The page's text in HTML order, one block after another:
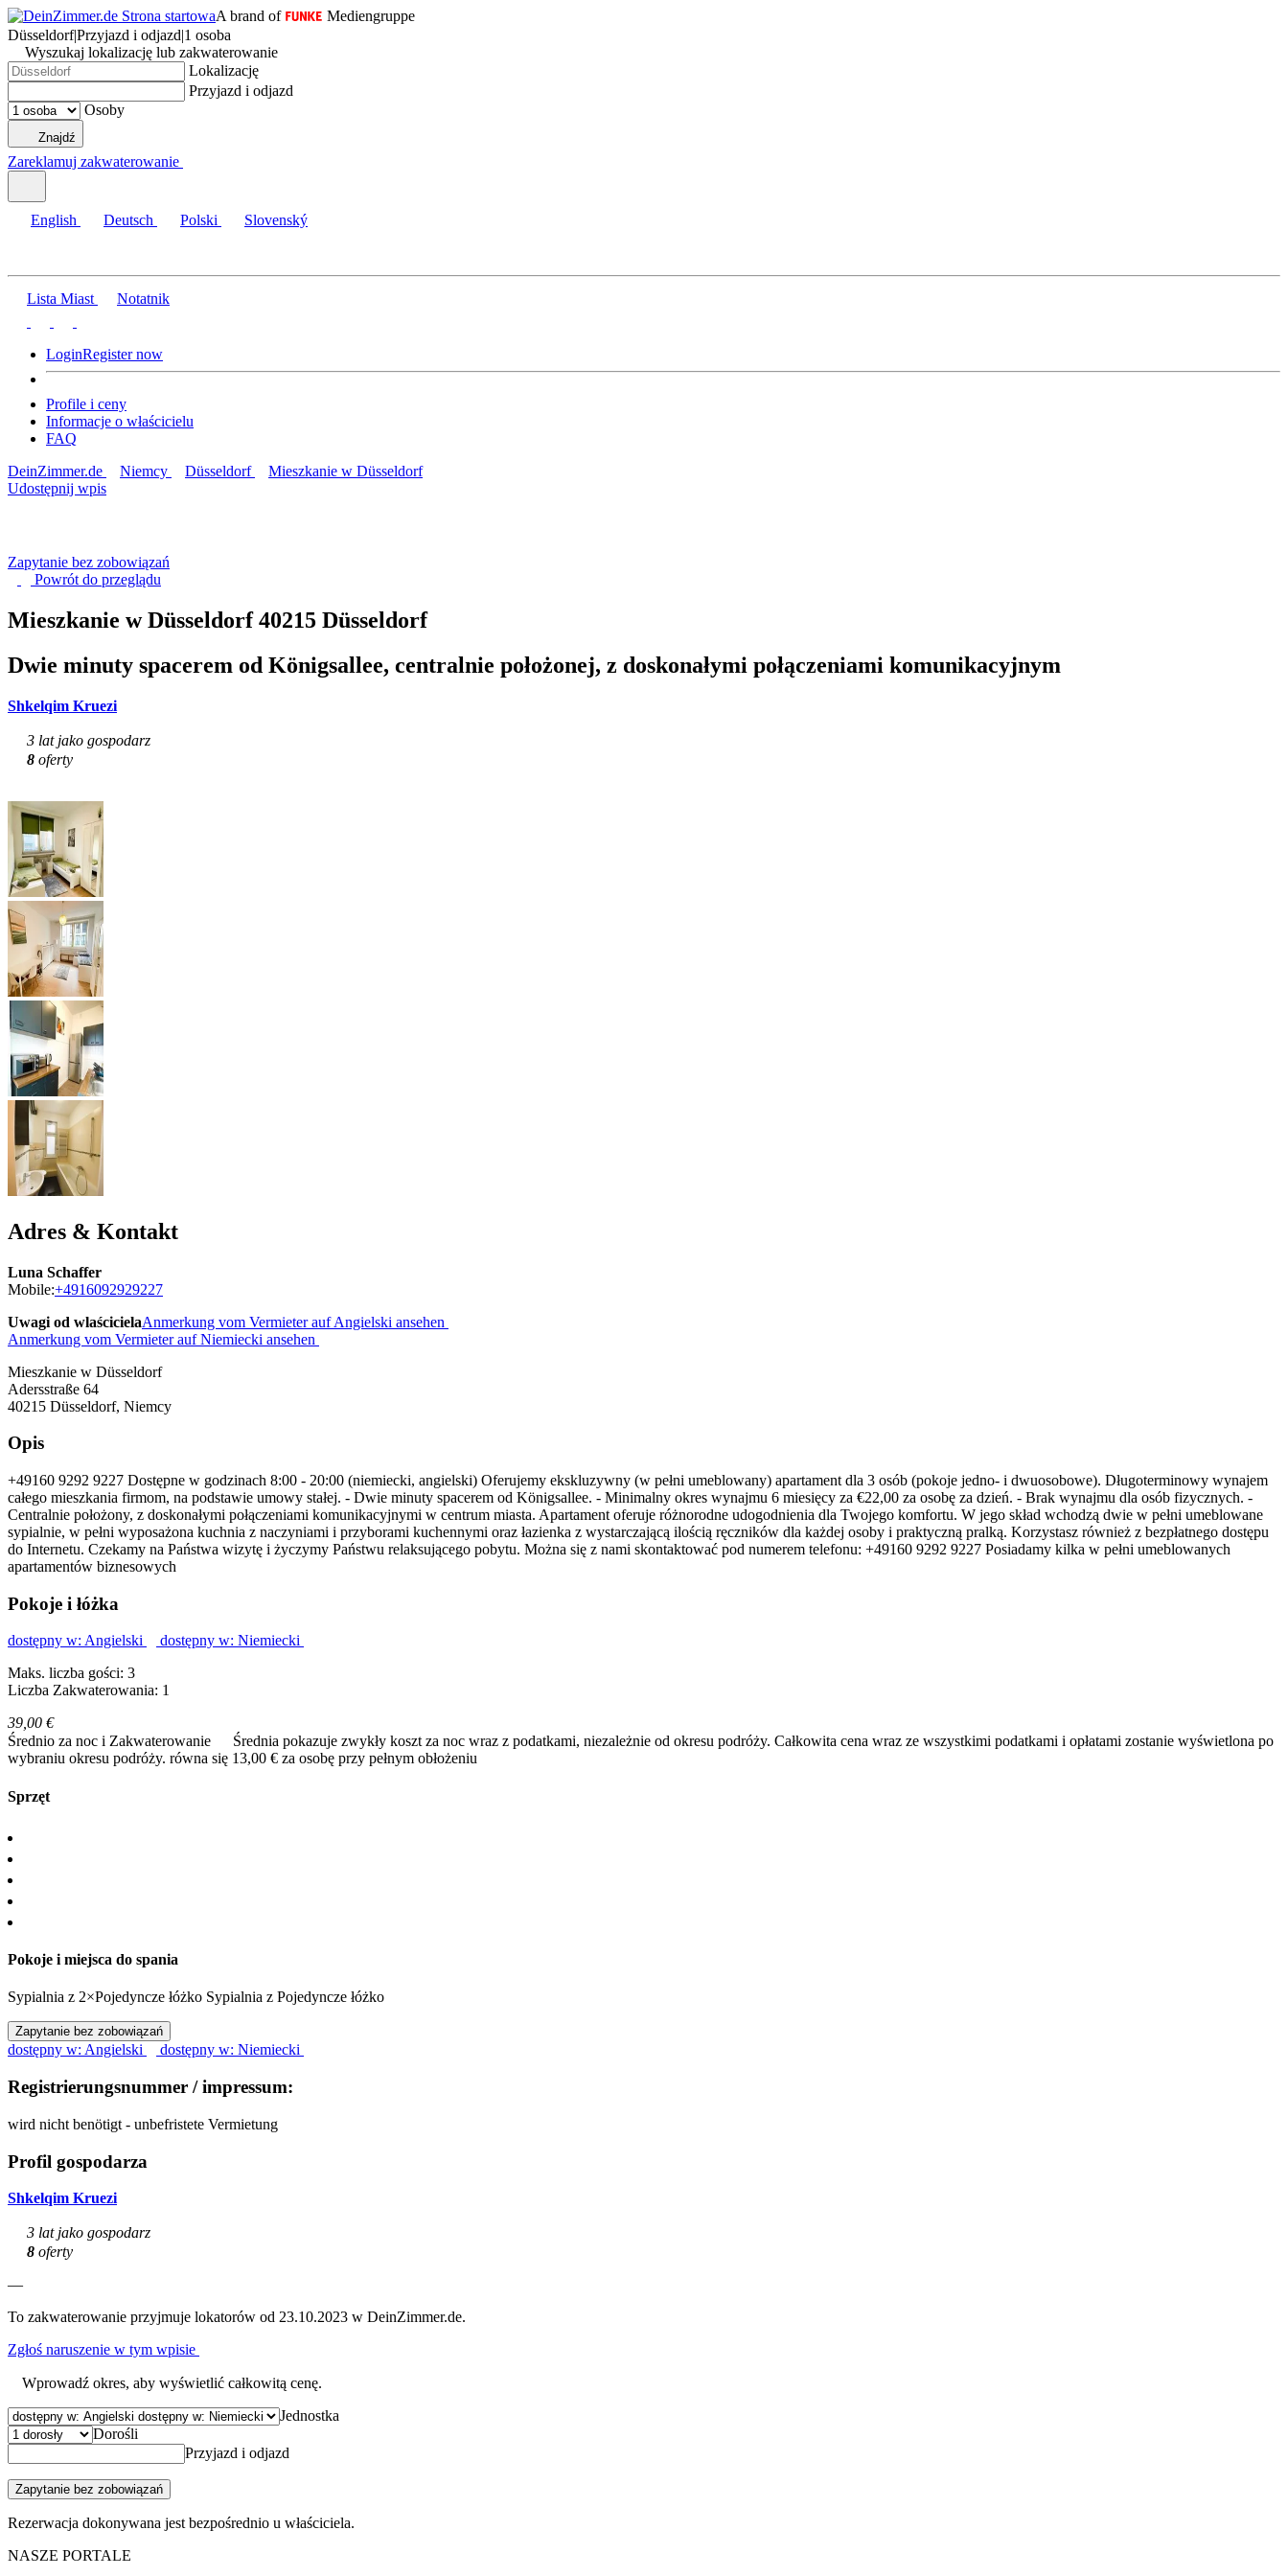
A brand of
Mediengruppe
Düsseldorf|Przyjazd i odjazd|1 osoba
Wyszukaj lokalizację lub zakwaterowanie
Lokalizację
Przyjazd i odjazd
Osoby
Znajdź
Zareklamuj zakwaterowanie
English Deutsch Polski Slovenský
Lista Miast Notatnik
LoginRegister now
Profile i ceny
Informacje o właścicielu
FAQ
DeinZimmer.de
Niemcy Düsseldorf
Mieszkanie w Düsseldorf
Udostępnij wpis
Zapytanie bez zobowiązań
Powrót do przeglądu
Mieszkanie w Düsseldorf40215 Düsseldorf
Dwie minuty spacerem od Königsallee, centralnie położonej, z doskonałymi połączeniami komunikacyjnym
Shkelqim Kruezi
3 lat jako gospodarz
8 oferty
Adres & Kontakt
Luna Schaffer
Mobile:+4916092929227
Uwagi od wlaścicielaAnmerkung vom Vermieter auf Angielski ansehen
Anmerkung vom Vermieter auf Niemiecki ansehen
Mieszkanie w Düsseldorf
Adersstraße 64
40215 Düsseldorf, Niemcy
Opis
+49160 9292 9227 Dostępne w godzinach 8:00 - 20:00 (niemiecki, angielski) Oferujemy ekskluzywny (w pełni umeblowany) apartament dla 3 osób (pokoje jedno- i dwuosobowe). Długoterminowy wynajem
całego mieszkania firmom, na podstawie umowy stałej. - Dwie minuty spacerem od Königsallee. - Minimalny okres wynajmu 6 miesięcy za €22,00 za osobę za dzień. - Brak wynajmu dla osób fizycznych. -
Centralnie położony, z doskonałymi połączeniami komunikacyjnymi w centrum miasta. Apartament oferuje różnorodne udogodnienia dla Twojego komfortu. W jego skład wchodzą dwie w pełni umeblowane
sypialnie, w pełni wyposażona kuchnia z naczyniami i przyborami kuchennymi oraz łazienka z wystarczającą ilością ręczników dla każdej osoby i praktyczną pralką. Korzystasz również z bezpłatnego dostępu
do Internetu. Czekamy na Państwa wizytę i życzymy Państwu relaksującego pobytu. Można się z nami skontaktować pod numerem telefonu: +49160 9292 9227 Posiadamy kilka w pełni umeblowanych
apartamentów biznesowych
Pokoje i łóżka
dostępny w: Angielski
dostępny w: Niemiecki
Maks. liczba gości: 3
Liczba Zakwaterowania: 1
39,00 €
Średnio za noc i Zakwaterowanie
Średnia pokazuje zwykły koszt za noc wraz z podatkami, niezależnie od okresu podróży. Całkowita cena wraz ze wszystkimi podatkami i opłatami zostanie wyświetlona po
wybraniu okresu podróży. równa się 13,00 € za osobę przy pełnym obłożeniu
Sprzęt
Pokoje i miejsca do spania
Sypialnia z 2×Pojedyncze łóżko Sypialnia z Pojedyncze łóżko
Zapytanie bez zobowiązań
dostępny w: Angielski dostępny w: Niemiecki
Registrierungsnummer / impressum:
wird nicht benötigt - unbefristete Vermietung
Profil gospodarza
Shkelqim Kruezi
3 lat jako gospodarz
8 oferty
—
To zakwaterowanie przyjmuje lokatorów od 23.10.2023 w DeinZimmer.de.
Zgłoś naruszenie w tym wpisie
Wprowadź okres, aby wyświetlić całkowitą cenę.
Jednostka
Dorośli
Przyjazd i odjazd
Zapytanie bez zobowiązań
Rezerwacja dokonywana jest bezpośrednio u właściciela.
NASZE PORTALE